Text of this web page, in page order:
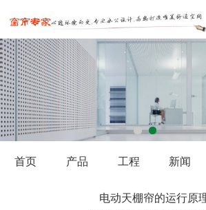
首页 产品 工程 新闻
电动天棚帘的运行原